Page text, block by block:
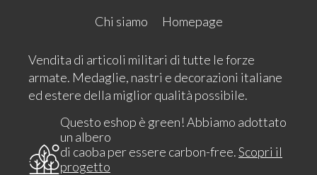
Chi siamo
Homepage
Vendita di articoli militari di tutte le forze
armate. Medaglie, nastri e decorazioni italiane
ed estere della miglior qualità possibile.
Questo eshop è green! Abbiamo adottato
un albero
di caoba per essere carbon-free.Scopri il
progetto